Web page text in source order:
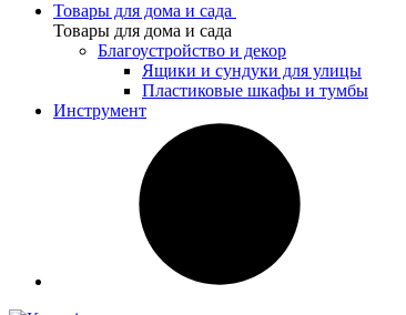
Товары для дома и сада
Товары для дома и сада
Благоустройство и декор
Ящики и сундуки для улицы
Пластиковые шкафы и тумбы
Инструмент